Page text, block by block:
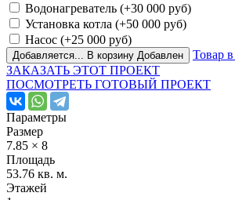
Водонагреватель (+30 000 руб)
Установка котла (+50 000 руб)
Насос (+25 000 руб)
Добавляется... В корзину Добавлен
Товар
ЗАКАЗАТЬ ЭТОТ ПРОЕКТ
ПОСМОТРЕТЬ ГОТОВЫЙ ПРОЕКТ
Параметры
Размер
7.85 × 8
Площадь
53.76 кв. м.
Этажей